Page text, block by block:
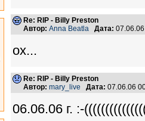
Re: RIP - Billy Preston
Автор: Anna Beatla Дата:
ох...
Re: RIP - Billy Preston
Автор: mary_live Дата: 07.06.06
06.06.06 г. :-